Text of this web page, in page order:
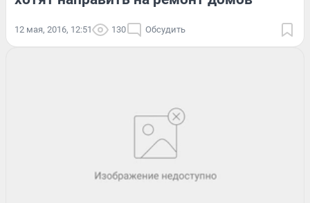
12 мая, 2016, 12:51 130 Обсудить